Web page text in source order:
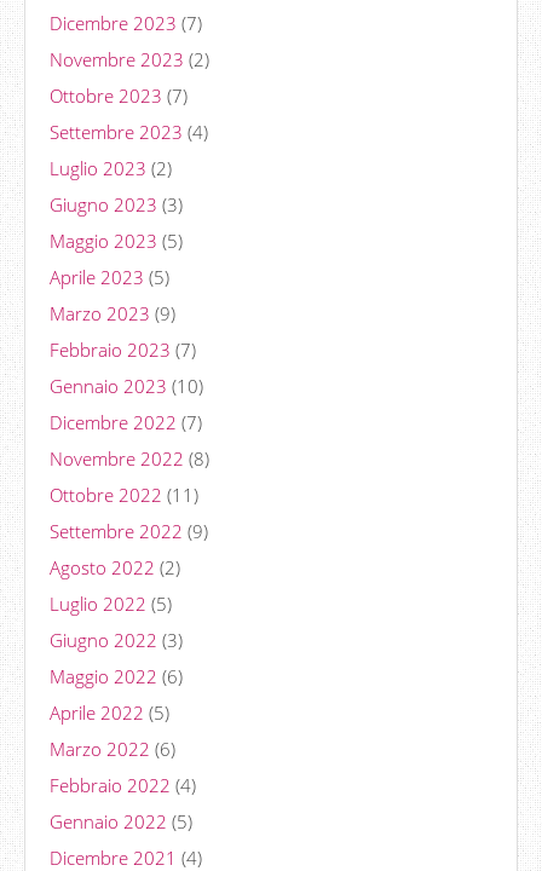
Dicembre 2023 (7)
Novembre 2023 (2)
Ottobre 2023 (7)
Settembre 2023 (4)
Luglio 2023 (2)
Giugno 2023 (3)
Maggio 2023 (5)
Aprile 2023 (5)
Marzo 2023 (9)
Febbraio 2023 (7)
Gennaio 2023 (10)
Dicembre 2022 (7)
Novembre 2022 (8)
Ottobre 2022 (11)
Settembre 2022 (9)
Agosto 2022 (2)
Luglio 2022 (5)
Giugno 2022 (3)
Maggio 2022 (6)
Aprile 2022 (5)
Marzo 2022 (6)
Febbraio 2022 (4)
Gennaio 2022 (5)
Dicembre 2021 (4)